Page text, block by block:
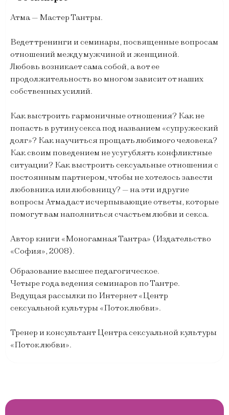
Атма — Мастер Тантры.
Ведет тренинги и семинары, посвященные вопросам
отношений между мужчиной и женщиной.
Любовь возникает сама собой, а вот ее
продолжительность во многом зависит от наших
собственных усилий.
Как выстроить гармоничные отношения? Как не
попасть в рутину секса под названием «супружеский
долг»? Как научиться прощать любимого человека?
Как своим поведением не усугублять конфликтные
ситуации? Как выстроить сексуальные отношения с
постоянным партнером, чтобы не хотелось завести
любовника или любовницу? — на эти и другие
вопросы Атма даст исчерпывающие ответы, которые
помогут вам наполниться счастьем любви и секса.
Автор книги «Моногамная Тантра» (Издательство
«София», 2008).
Образование высшее педагогическое.
Четыре года ведения семинаров по Тантре.
Ведущая рассылки по Интернет «Центр
сексуальной культуры «Поток любви».
Тренер и консультант Центра сексуальной культуры
«Поток любви».